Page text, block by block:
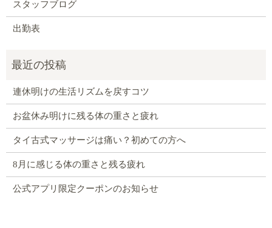
スタッフブログ
出勤表
連休明けの生活リズムを戻すコツ
お盆休み明けに残る体の重さと疲れ
タイ古式マッサージは痛い？初めての方へ
8月に感じる体の重さと残る疲れ
公式アプリ限定クーポンのお知らせ